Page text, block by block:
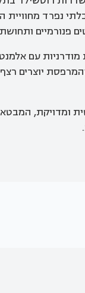
נפרד מחוויית
פנורמיים
עם
יוצרים
ומדויקת,